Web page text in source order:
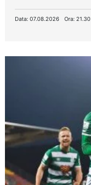
Data: 07.08.2026 Ora: 21.30